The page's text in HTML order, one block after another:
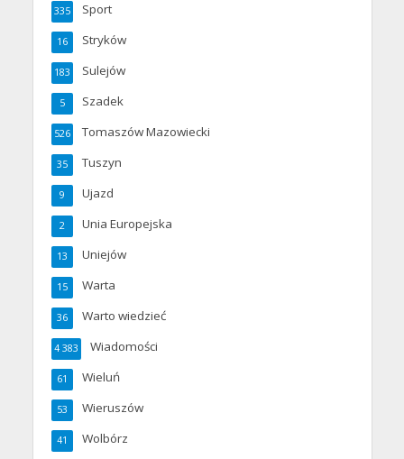
Sport
335
Stryków
16
Sulejów
183
Szadek
5
Tomaszów Mazowiecki
526
Tuszyn
35
Ujazd
9
Unia Europejska
2
Uniejów
13
Warta
15
Warto wiedzieć
36
Wiadomości
4 383
Wieluń
61
Wieruszów
53
Wolbórz
41